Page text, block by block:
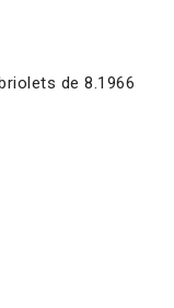
de 8.1966